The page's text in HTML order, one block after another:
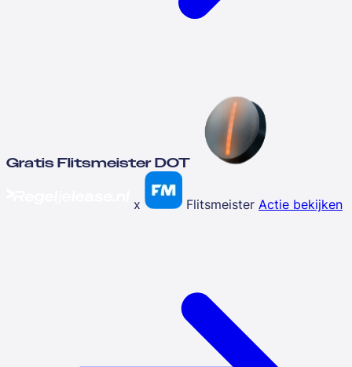
Gratis Flitsmeister DOT
x Flitsmeister Actie bekijken